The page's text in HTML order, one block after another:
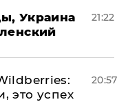
Украина
21:22
это успех
20:57